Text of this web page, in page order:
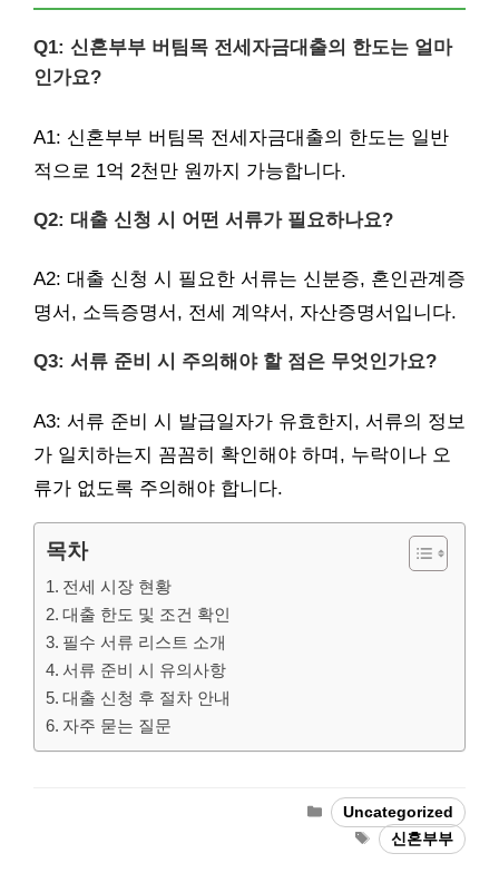
Q1: 신혼부부 버팀목 전세자금대출의 한도는 얼마
인가요?
A1: 신혼부부 버팀목 전세자금대출의 한도는 일반
적으로 1억 2천만 원까지 가능합니다.
Q2: 대출 신청 시 어떤 서류가 필요하나요?
A2: 대출 신청 시 필요한 서류는 신분증, 혼인관계증
명서, 소득증명서, 전세 계약서, 자산증명서입니다.
Q3: 서류 준비 시 주의해야 할 점은 무엇인가요?
A3: 서류 준비 시 발급일자가 유효한지, 서류의 정보
가 일치하는지 꼼꼼히 확인해야 하며, 누락이나 오
류가 없도록 주의해야 합니다.
목차
전세 시장 현황
대출 한도 및 조건 확인
필수 서류 리스트 소개
서류 준비 시 유의사항
대출 신청 후 절차 안내
자주 묻는 질문
Categories
Uncategorized
Tags신혼부부